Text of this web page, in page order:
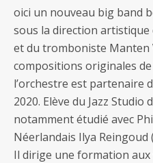
oici un nouveau big band
sous la direction artistique
et du tromboniste Manten
compositions originales de
l’orchestre est partenaire
2020. Elève du Jazz Studio
notamment étudié avec
Néerlandais Ilya Reingoud
Il dirige une formation